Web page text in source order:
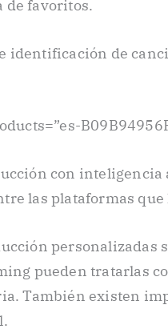
de favoritos.
identificación de
con
las plataformas que
personalizadas
pueden tratarlas
También existen